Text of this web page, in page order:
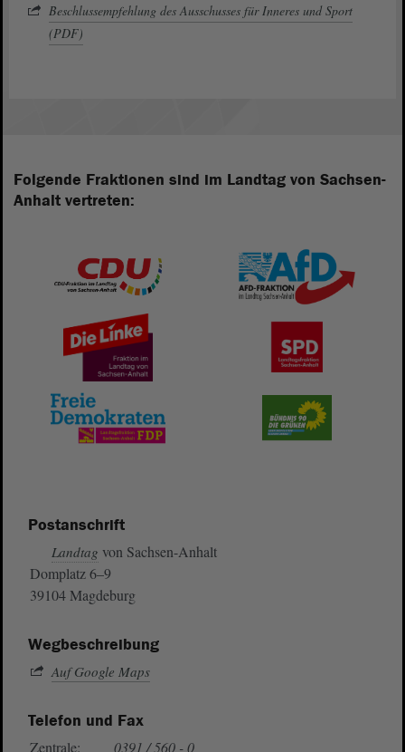
Beschlussempfehlung des Ausschusses für Inneres und Sport
(PDF)
Folgende Fraktionen sind im Landtag von Sachsen-
Anhalt vertreten:
Postanschrift
Landtag von Sachsen-Anhalt
Domplatz 6–9
39104 Magdeburg
Wegbeschreibung
Auf Google Maps
Telefon und Fax
Zentrale:
0391 / 560 - 0